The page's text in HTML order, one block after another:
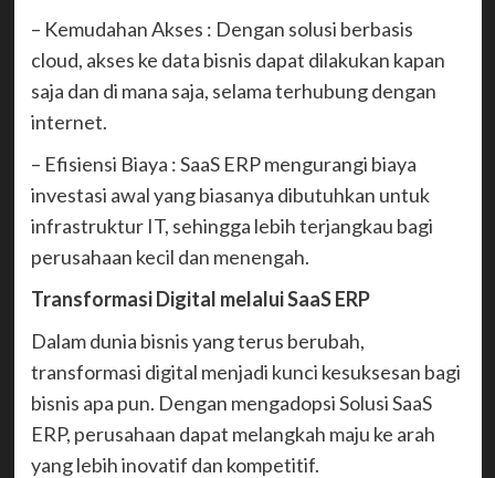
– Kemudahan Akses : Dengan solusi berbasis
cloud, akses ke data bisnis dapat dilakukan kapan
saja dan di mana saja, selama terhubung dengan
internet.
– Efisiensi Biaya : SaaS ERP mengurangi biaya
investasi awal yang biasanya dibutuhkan untuk
infrastruktur IT, sehingga lebih terjangkau bagi
perusahaan kecil dan menengah.
Transformasi Digital melalui SaaS ERP
Dalam dunia bisnis yang terus berubah,
transformasi digital menjadi kunci kesuksesan bagi
bisnis apa pun. Dengan mengadopsi Solusi SaaS
ERP, perusahaan dapat melangkah maju ke arah
yang lebih inovatif dan kompetitif.